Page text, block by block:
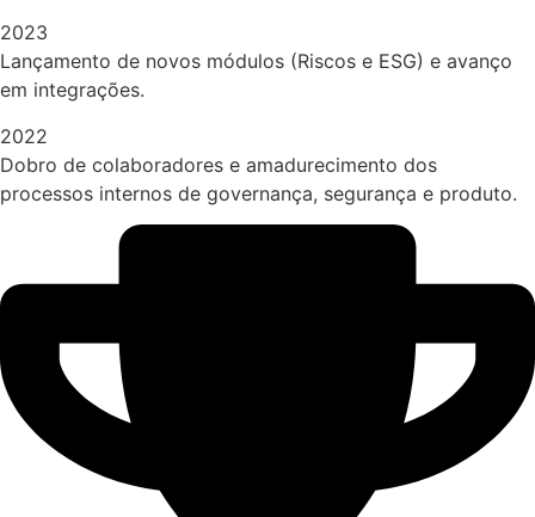
2023
Lançamento de novos módulos (Riscos e ESG) e avanço
em integrações.
2022
Dobro de colaboradores e amadurecimento dos
processos internos de governança, segurança e produto.